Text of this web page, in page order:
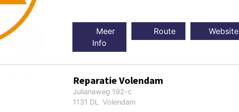
Meer
Info
Route Website
Reparatie Volendam
Julianaweg 192-c
1131 DL Volendam